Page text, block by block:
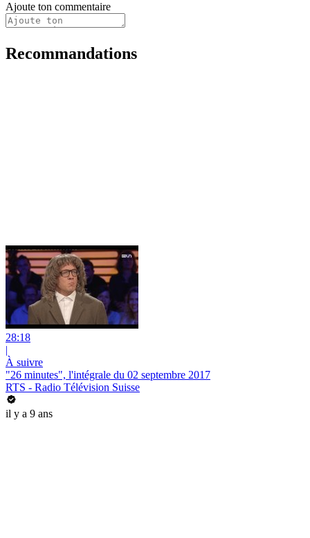
Ajoute ton commentaire
Recommandations
28:18
|
À suivre
"26 minutes", l'intégrale du 02 septembre 2017
RTS - Radio Télévision Suisse
il y a 9 ans